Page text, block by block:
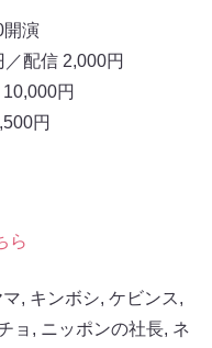
開演
配信 2,000円
円
円
ら
, キンボシ, ケビンス,
ョ , ニッポンの社長, ネ